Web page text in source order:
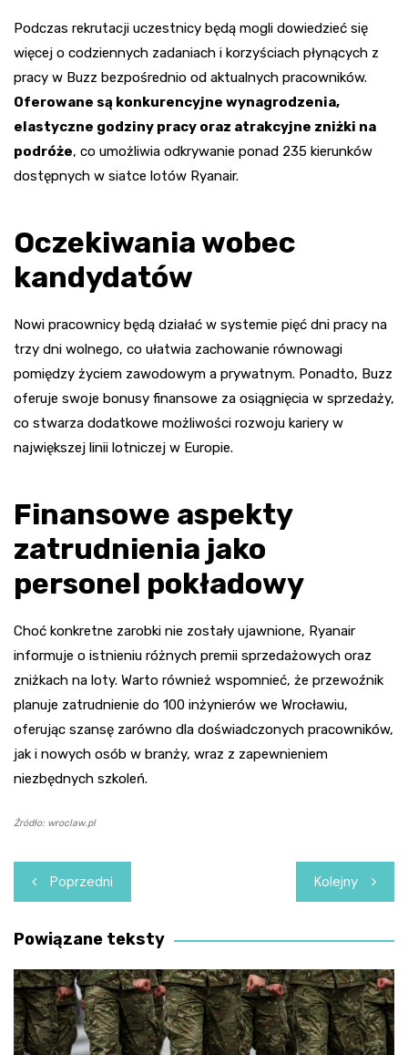
Podczas rekrutacji uczestnicy będą mogli dowiedzieć się
więcej o codziennych zadaniach i korzyściach płynących z
pracy w Buzz bezpośrednio od aktualnych pracowników.
Oferowane są konkurencyjne wynagrodzenia,
elastyczne godziny pracy oraz atrakcyjne zniżki na
podróże, co umożliwia odkrywanie ponad 235 kierunków
dostępnych w siatce lotów Ryanair.
Oczekiwania wobec
kandydatów
Nowi pracownicy będą działać w systemie pięć dni pracy na
trzy dni wolnego, co ułatwia zachowanie równowagi
pomiędzy życiem zawodowym a prywatnym. Ponadto, Buzz
oferuje swoje bonusy finansowe za osiągnięcia w sprzedaży,
co stwarza dodatkowe możliwości rozwoju kariery w
największej linii lotniczej w Europie.
Finansowe aspekty
zatrudnienia jako
personel pokładowy
Choć konkretne zarobki nie zostały ujawnione, Ryanair
informuje o istnieniu różnych premii sprzedażowych oraz
zniżkach na loty. Warto również wspomnieć, że przewoźnik
planuje zatrudnienie do 100 inżynierów we Wrocławiu,
oferując szansę zarówno dla doświadczonych pracowników,
jak i nowych osób w branży, wraz z zapewnieniem
niezbędnych szkoleń.
Źródło: wroclaw.pl
Nawigacja
wpisu
Poprzedni Kolejny
Powiązane teksty